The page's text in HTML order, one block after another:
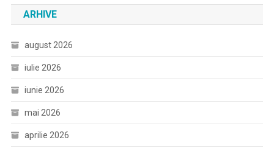
ARHIVE
august 2026
iulie 2026
iunie 2026
mai 2026
aprilie 2026